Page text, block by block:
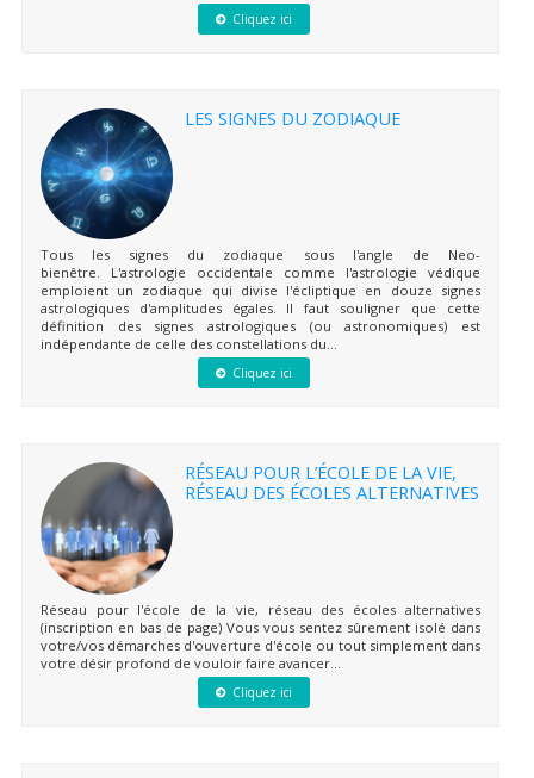
Cliquez ici
LES SIGNES DU ZODIAQUE
Tous les signes du zodiaque sous l'angle de Neo-
bienêtre. L'astrologie occidentale comme l'astrologie védique
emploient un zodiaque qui divise l'écliptique en douze signes
astrologiques d'amplitudes égales. Il faut souligner que cette
définition des signes astrologiques (ou astronomiques) est
indépendante de celle des constellations du...
Cliquez ici
RÉSEAU POUR L’ÉCOLE DE LA VIE,
RÉSEAU DES ÉCOLES ALTERNATIVES
Réseau pour l'école de la vie, réseau des écoles alternatives
(inscription en bas de page) Vous vous sentez sûrement isolé dans
votre/vos démarches d'ouverture d'école ou tout simplement dans
votre désir profond de vouloir faire avancer...
Cliquez ici